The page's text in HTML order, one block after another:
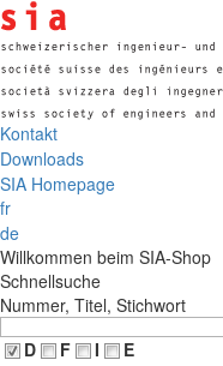
Kontakt
Downloads
SIA Homepage
fr
de
Willkommen beim SIA-Shop
Schnellsuche
Nummer, Titel, Stichwort
D
F I
E